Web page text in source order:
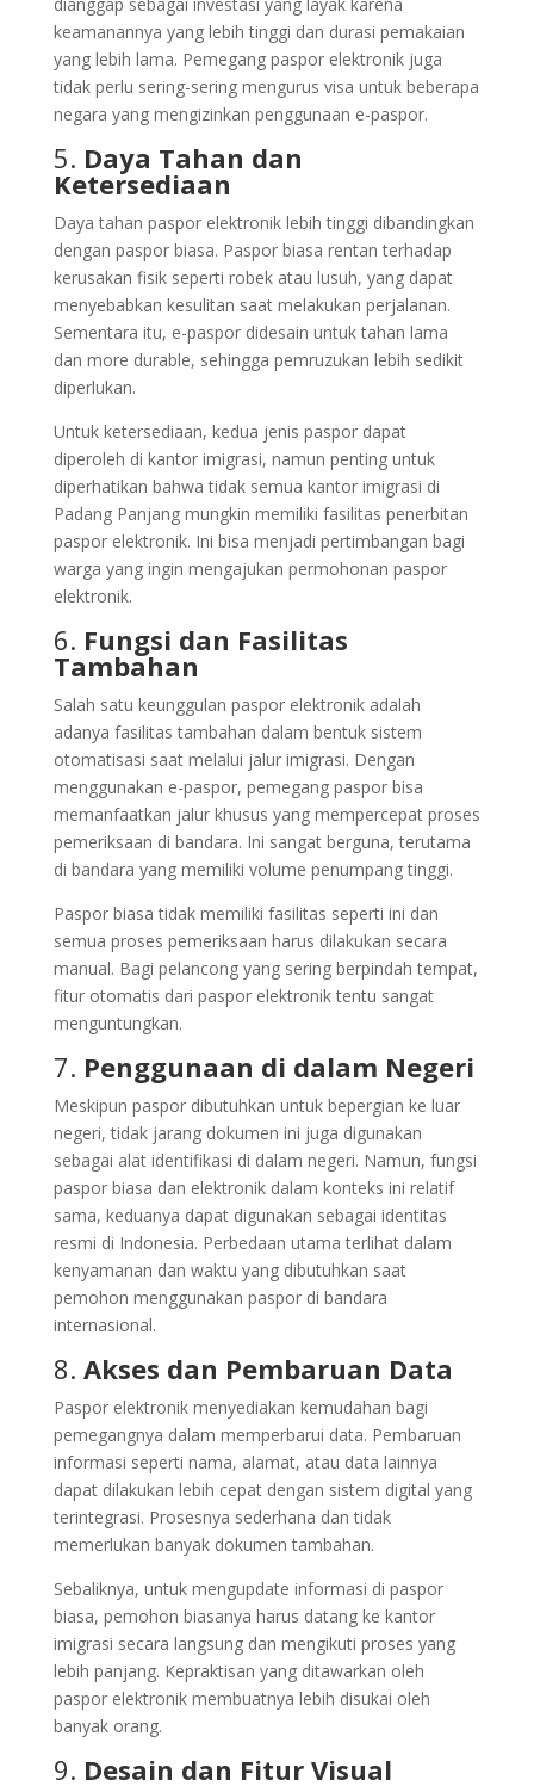
keamanannya yang lebih tinggi dan durasi pemakaian
yang lebih lama. Pemegang paspor elektronik juga
tidak perlu sering-sering mengurus visa untuk beberapa
negara yang mengizinkan penggunaan e-paspor.
5. Daya Tahan dan
Ketersediaan
Daya tahan paspor elektronik lebih tinggi dibandingkan
dengan paspor biasa. Paspor biasa rentan terhadap
kerusakan fisik seperti robek atau lusuh, yang dapat
menyebabkan kesulitan saat melakukan perjalanan.
Sementara itu, e-paspor didesain untuk tahan lama
dan more durable, sehingga pemruzukan lebih sedikit
diperlukan.
Untuk ketersediaan, kedua jenis paspor dapat
diperoleh di kantor imigrasi, namun penting untuk
diperhatikan bahwa tidak semua kantor imigrasi di
Padang Panjang mungkin memiliki fasilitas penerbitan
paspor elektronik. Ini bisa menjadi pertimbangan bagi
warga yang ingin mengajukan permohonan paspor
elektronik.
6. Fungsi dan Fasilitas
Tambahan
Salah satu keunggulan paspor elektronik adalah
adanya fasilitas tambahan dalam bentuk sistem
otomatisasi saat melalui jalur imigrasi. Dengan
menggunakan e-paspor, pemegang paspor bisa
memanfaatkan jalur khusus yang mempercepat proses
pemeriksaan di bandara. Ini sangat berguna, terutama
di bandara yang memiliki volume penumpang tinggi.
Paspor biasa tidak memiliki fasilitas seperti ini dan
semua proses pemeriksaan harus dilakukan secara
manual. Bagi pelancong yang sering berpindah tempat,
fitur otomatis dari paspor elektronik tentu sangat
menguntungkan.
7. Penggunaan di dalam Negeri
Meskipun paspor dibutuhkan untuk bepergian ke luar
negeri, tidak jarang dokumen ini juga digunakan
sebagai alat identifikasi di dalam negeri. Namun, fungsi
paspor biasa dan elektronik dalam konteks ini relatif
sama, keduanya dapat digunakan sebagai identitas
resmi di Indonesia. Perbedaan utama terlihat dalam
kenyamanan dan waktu yang dibutuhkan saat
pemohon menggunakan paspor di bandara
internasional.
8. Akses dan Pembaruan Data
Paspor elektronik menyediakan kemudahan bagi
pemegangnya dalam memperbarui data. Pembaruan
informasi seperti nama, alamat, atau data lainnya
dapat dilakukan lebih cepat dengan sistem digital yang
terintegrasi. Prosesnya sederhana dan tidak
memerlukan banyak dokumen tambahan.
Sebaliknya, untuk mengupdate informasi di paspor
biasa, pemohon biasanya harus datang ke kantor
imigrasi secara langsung dan mengikuti proses yang
lebih panjang. Kepraktisan yang ditawarkan oleh
paspor elektronik membuatnya lebih disukai oleh
banyak orang.
9. Desain dan Fitur Visual